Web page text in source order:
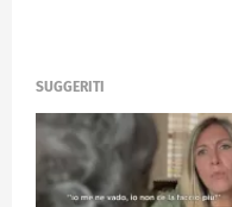
SUGGERITI